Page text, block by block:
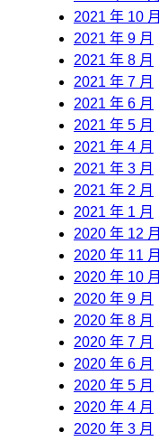
2021 年 10 月
2021 年 9 月
2021 年 8 月
2021 年 7 月
2021 年 6 月
2021 年 5 月
2021 年 4 月
2021 年 3 月
2021 年 2 月
2021 年 1 月
2020 年 12 月
2020 年 11 月
2020 年 10 月
2020 年 9 月
2020 年 8 月
2020 年 7 月
2020 年 6 月
2020 年 5 月
2020 年 4 月
2020 年 3 月